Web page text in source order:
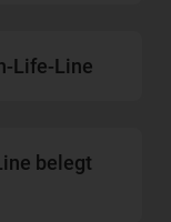
Life-Line
belegt